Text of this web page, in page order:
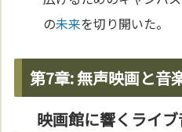
の未来を切り開いた。
第7章: 無声映画と音
映画館に響くライ